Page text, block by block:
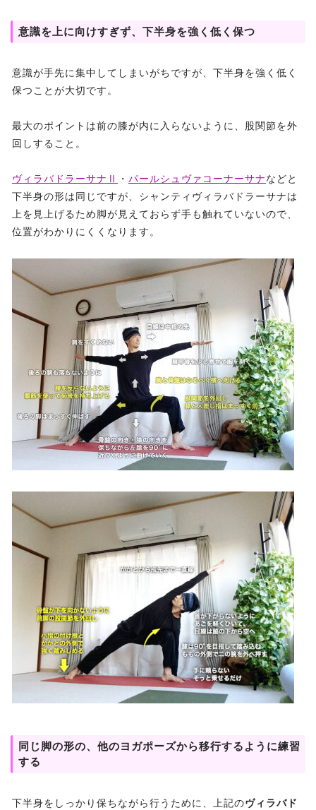
意識を上に向けすぎず、下半身を強く低く保つ
意識が手先に集中してしまいがちですが、下半身を強く低く
保つことが大切です。
最大のポイントは前の膝が内に入らないように、股関節を外
回しすること。
ヴィラバドラーサナⅡ ・ パールシュヴァコーナーサナなどと
下半身の形は同じですが、シャンティヴィラバドラーサナは
上を見上げるため脚が見えておらず手も触れていないので、
位置がわかりにくくなります。
同じ脚の形の、他のヨガポーズから移行するように練習
する
下半身をしっかり保ちながら行うために、上記のヴィラバド